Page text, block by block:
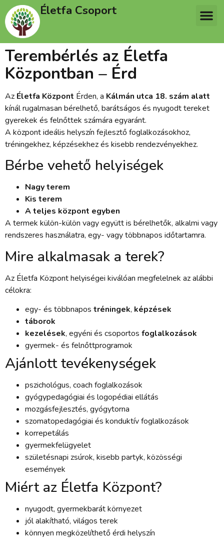
Életfa Csoport
Terembérlés az Életfa
Központban – Érd
Az Életfa Központ Érden, a Kálmán utca 18. szám alatt
kínál rugalmasan bérelhető, barátságos és nyugodt tereket
gyerekek és felnőttek számára egyaránt.
A központ ideális helyszín fejlesztő foglalkozásokhoz,
tréningekhez, képzésekhez és kisebb rendezvényekhez.
Bérbe vehető helyiségek
Nagy terem
Kis terem
A teljes központ egyben
A termek külön-külön vagy együtt is bérelhetők, alkalmi vagy
rendszeres használatra, egy- vagy többnapos időtartamra.
Mire alkalmasak a terek?
Az Életfa Központ helyiségei kiválóan megfelelnek az alábbi
célokra:
egy- és többnapos tréningek, képzések
táborok
kezelések, egyéni és csoportos foglalkozások
gyermek- és felnőttprogramok
Ajánlott tevékenységek
pszichológus, coach foglalkozások
gyógypedagógiai és logopédiai ellátás
mozgásfejlesztés, gyógytorna
szomatopedagógiai és konduktív foglalkozások
korrepetálás
gyermekfelügyelet
születésnapi zsúrok, kisebb partyk, közösségi
események
Miért az Életfa Központ?
nyugodt, gyermekbarát környezet
jól alakítható, világos terek
könnyen megközelíthető érdi helyszín